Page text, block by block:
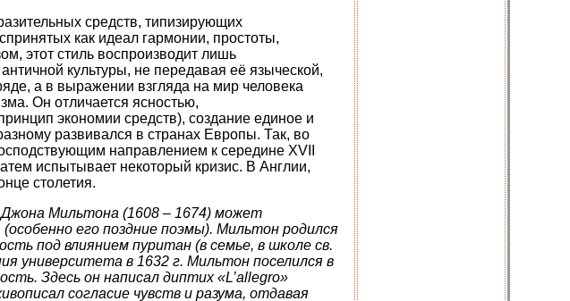
средств, типизирующих
как идеал гармонии, простоты,
этот стиль воспроизводит лишь
культуры, не передавая её языческой,
а в выражении взгляда на мир человека
Он отличается ясностью,
экономии средств), создание единое и
развивался в странах Европы. Так, во
направлением к середине XVII
испытывает некоторый кризис. В Англии,
столетия.
Мильтона (1608 – 1674) может
его поздние поэмы). Мильтон родился
под влиянием пуритан (в семье, в школе св.
университета в 1632 г. Мильтон поселился в
Здесь он написал диптих «L’allegro»
согласие чувств и разума, отдавая